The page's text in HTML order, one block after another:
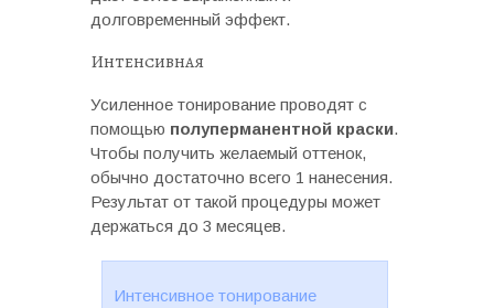
долговременный эффект.
Интенсивная
Усиленное тонирование проводят с
помощью полуперманентной краски.
Чтобы получить желаемый оттенок,
обычно достаточно всего 1 нанесения.
Результат от такой процедуры может
держаться до 3 месяцев.
Интенсивное тонирование